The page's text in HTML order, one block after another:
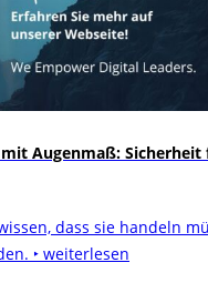
Augenmaß:
dass sie handeln
‣ weiterlesen